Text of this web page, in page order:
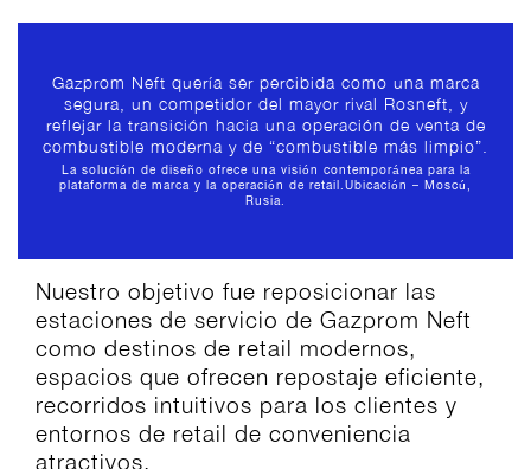
Gazprom Neft quería ser percibida como una marca
segura, un competidor del mayor rival Rosneft, y
reflejar la transición hacia una operación de venta de
combustible moderna y de “combustible más limpio”.
La solución de diseño ofrece una visión contemporánea para la
plataforma de marca y la operación de retail. Ubicación – Moscú,
Rusia.
Nuestro objetivo fue reposicionar las
estaciones de servicio de Gazprom Neft
como destinos de retail modernos,
espacios que ofrecen repostaje eficiente,
recorridos intuitivos para los clientes y
entornos de retail de conveniencia
atractivos.